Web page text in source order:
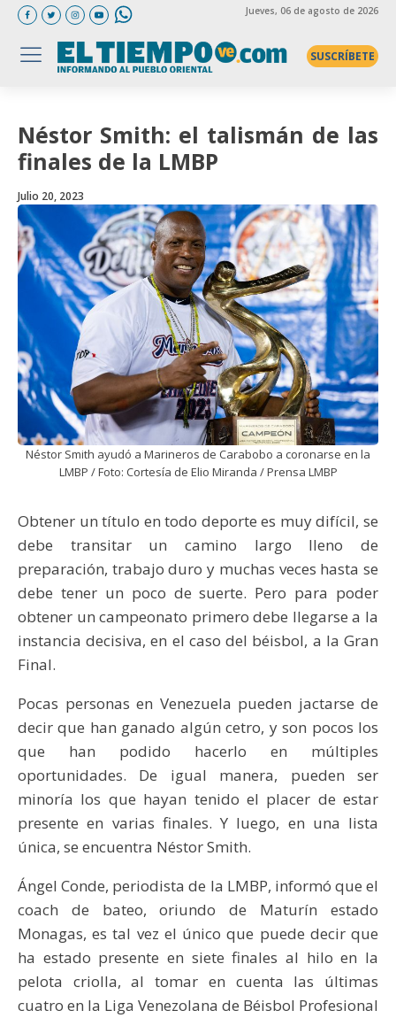
Jueves, 06 de agosto de 2026
SUSCRÍBETE
Néstor Smith: el talismán de las
finales de la LMBP
Julio 20, 2023
Néstor Smith ayudó a Marineros de Carabobo a coronarse en la
LMBP / Foto: Cortesía de Elio Miranda / Prensa LMBP
Obtener un título en todo deporte es muy difícil, se
debe transitar un camino largo lleno de
preparación, trabajo duro y muchas veces hasta se
debe tener un poco de suerte. Pero para poder
obtener un campeonato primero debe llegarse a la
instancia decisiva, en el caso del béisbol, a la Gran
Final.
Pocas personas en Venezuela pueden jactarse de
decir que han ganado algún cetro, y son pocos los
que han podido hacerlo en múltiples
oportunidades. De igual manera, pueden ser
minoría los que hayan tenido el placer de estar
presente en varias finales. Y luego, en una lista
única, se encuentra Néstor Smith.
Ángel Conde, periodista de la LMBP, informó que el
coach de bateo, oriundo de Maturín estado
Monagas, es tal vez el único que puede decir que
ha estado presente en siete finales al hilo en la
pelota criolla, al tomar en cuenta las últimas
cuatro en la Liga Venezolana de Béisbol Profesional